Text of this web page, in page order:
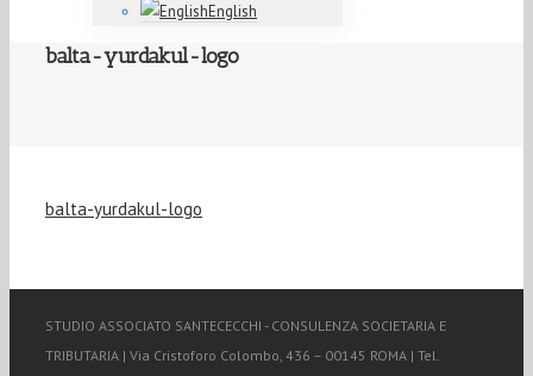
English
balta-yurdakul-logo
balta-yurdakul-logo
STUDIO ASSOCIATO SANTECECCHI - CONSULENZA SOCIETARIA E
TRIBUTARIA | Via Cristoforo Colombo, 436 – 00145 ROMA | Tel.